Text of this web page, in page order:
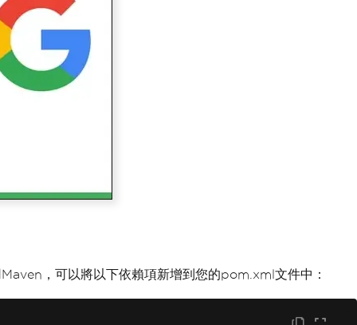
，可以將以下依賴項新增到您的pom.xml文件中：